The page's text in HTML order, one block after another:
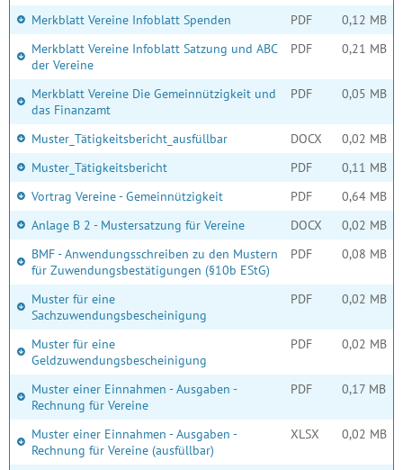
Merkblatt Vereine Infoblatt Spenden
PDF
0,12 MB
Merkblatt Vereine Infoblatt Satzung und ABC
der Vereine
PDF 0,21 MB
Merkblatt Vereine Die Gemeinnützigkeit und
das Finanzamt
PDF 0,05 MB
Muster_Tätigkeitsbericht_ausfüllbar DOCX
0,02 MB
Muster_Tätigkeitsbericht
PDF
0,11 MB
Vortrag Vereine - Gemeinnützigkeit
PDF
0,64 MB
Anlage B 2 - Mustersatzung für Vereine
DOCX
0,02 MB
BMF - Anwendungsschreiben zu den Mustern
für Zuwendungsbestätigungen (§10b EStG)
PDF 0,08 MB
Muster für eine
Sachzuwendungsbescheinigung
PDF 0,02 MB
Muster für eine
Geldzuwendungsbescheinigung
PDF 0,02 MB
Muster einer Einnahmen - Ausgaben -
Rechnung für Vereine
PDF 0,17 MB
Muster einer Einnahmen - Ausgaben -
Rechnung für Vereine (ausfüllbar)
XLSX 0,02 MB